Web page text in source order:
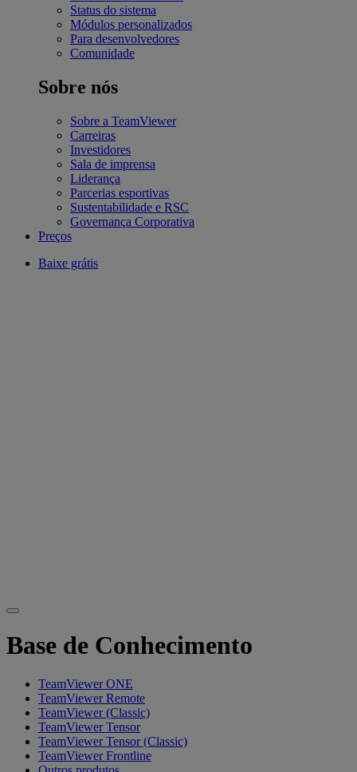
Status do sistema
Módulos personalizados
Para desenvolvedores
Comunidade
Sobre nós
Sobre a TeamViewer
Carreiras
Investidores
Sala de imprensa
Liderança
Parcerias esportivas
Sustentabilidade e RSC
Governança Corporativa
Preços
Baixe grátis
Base de Conhecimento
TeamViewer ONE
TeamViewer Remote
TeamViewer (Classic)
TeamViewer Tensor
TeamViewer Tensor (Classic)
TeamViewer Frontline